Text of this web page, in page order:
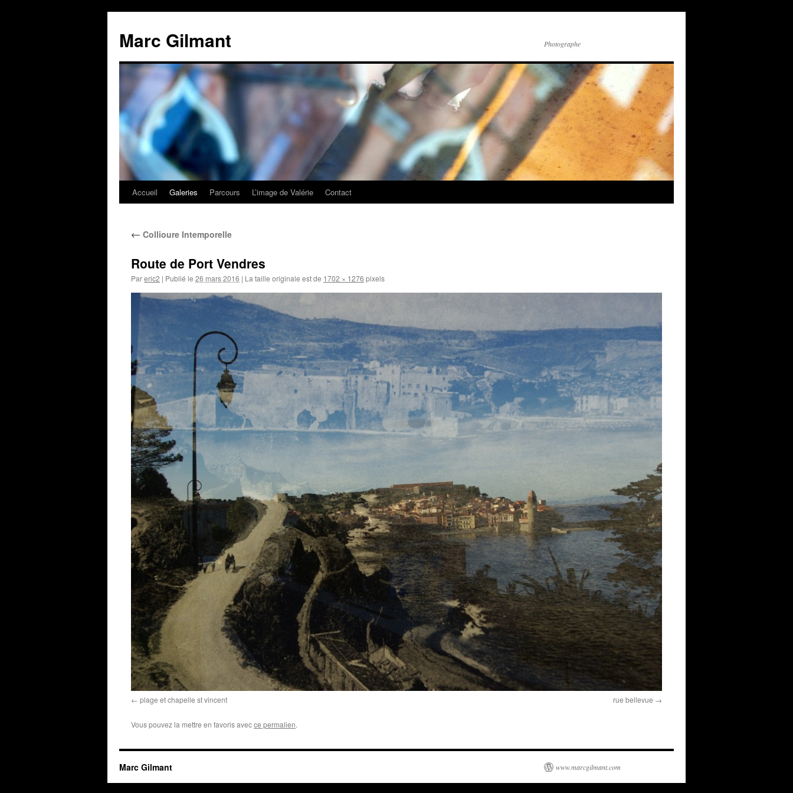
Marc Gilmant Photographe
Accueil Galeries Parcours L’image de Valérie Contact
← Collioure Intemporelle
Route de Port Vendres
Pareric2 | Publié le 26 mars 2016 | La taille originale est de 1702 × 1276 pixels
plage et chapelle st vincent rue bellevue
Vous pouvez la mettre en favoris avecce permalien.
Marc Gilmant www.marcgilmant.com